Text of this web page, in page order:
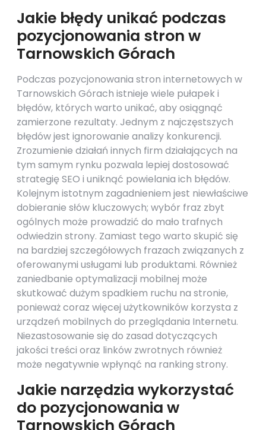
Jakie błędy unikać podczas
pozycjonowania stron w
Tarnowskich Górach
Podczas pozycjonowania stron internetowych w
Tarnowskich Górach istnieje wiele pułapek i
błędów, których warto unikać, aby osiągnąć
zamierzone rezultaty. Jednym z najczęstszych
błędów jest ignorowanie analizy konkurencji.
Zrozumienie działań innych firm działających na
tym samym rynku pozwala lepiej dostosować
strategię SEO i uniknąć powielania ich błędów.
Kolejnym istotnym zagadnieniem jest niewłaściwe
dobieranie słów kluczowych; wybór fraz zbyt
ogólnych może prowadzić do mało trafnych
odwiedzin strony. Zamiast tego warto skupić się
na bardziej szczegółowych frazach związanych z
oferowanymi usługami lub produktami. Również
zaniedbanie optymalizacji mobilnej może
skutkować dużym spadkiem ruchu na stronie,
ponieważ coraz więcej użytkowników korzysta z
urządzeń mobilnych do przeglądania Internetu.
Niezastosowanie się do zasad dotyczących
jakości treści oraz linków zwrotnych również
może negatywnie wpłynąć na ranking strony.
Jakie narzędzia wykorzystać
do pozycjonowania w
Tarnowskich Górach